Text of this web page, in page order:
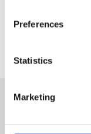
Preferences
Statistics
Marketing